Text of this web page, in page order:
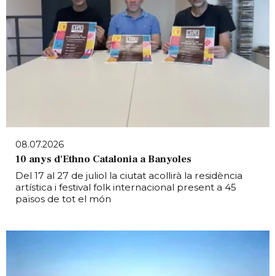
08.07.2026
10 anys d'Ethno Catalonia a Banyoles
Del 17 al 27 de juliol la ciutat acollirà la residència
artística i festival folk internacional present a 45
països de tot el món